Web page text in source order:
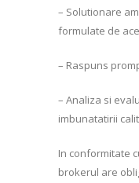
– Solutionare
formulate de
– Raspuns
– Analiza si
imbunatatirii
In conformitate
brokerul are